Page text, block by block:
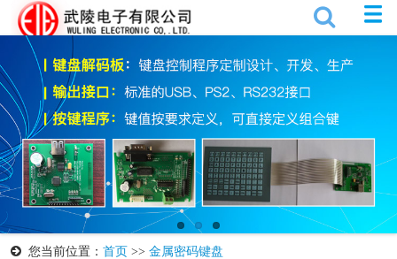
您当前位置： 首页 >> 金属密码键盘